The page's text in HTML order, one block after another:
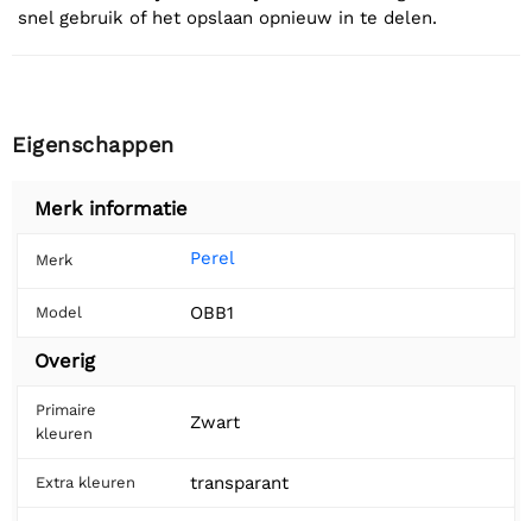
snel gebruik of het opslaan opnieuw in te delen.
Eigenschappen
Merk informatie
Merk Perel
Model OBB1
Overig
Primaire
kleuren
Zwart
Extra kleuren transparant